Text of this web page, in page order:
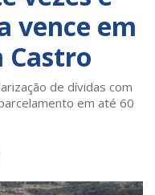
vence em
Castro
de dívidas com
em até 60